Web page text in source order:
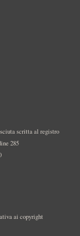
scritta al registro
285
ai copyright